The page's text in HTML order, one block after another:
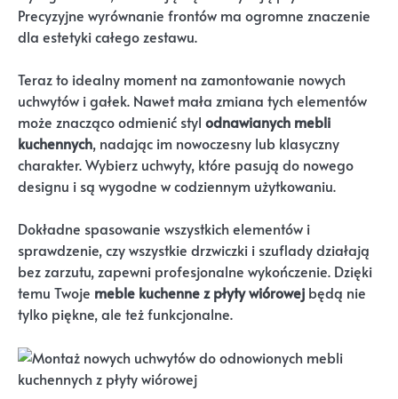
Precyzyjne wyrównanie frontów ma ogromne znaczenie
dla estetyki całego zestawu.
Teraz to idealny moment na zamontowanie nowych
uchwytów i gałek. Nawet mała zmiana tych elementów
może znacząco odmienić styl odnawianych mebli
kuchennych, nadając im nowoczesny lub klasyczny
charakter. Wybierz uchwyty, które pasują do nowego
designu i są wygodne w codziennym użytkowaniu.
Dokładne spasowanie wszystkich elementów i
sprawdzenie, czy wszystkie drzwiczki i szuflady działają
bez zarzutu, zapewni profesjonalne wykończenie. Dzięki
temu Twoje meble kuchenne z płyty wiórowej będą nie
tylko piękne, ale też funkcjonalne.